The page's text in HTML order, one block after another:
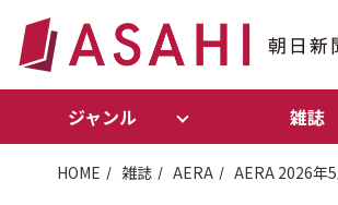
ジャンル 雑誌
HOME 雑誌 AERA AERA 2026年